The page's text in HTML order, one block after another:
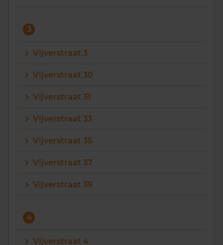
3
Vijverstraat 3
Vijverstraat 30
Vijverstraat 31
Vijverstraat 33
Vijverstraat 35
Vijverstraat 37
Vijverstraat 39
4
Vijverstraat 4